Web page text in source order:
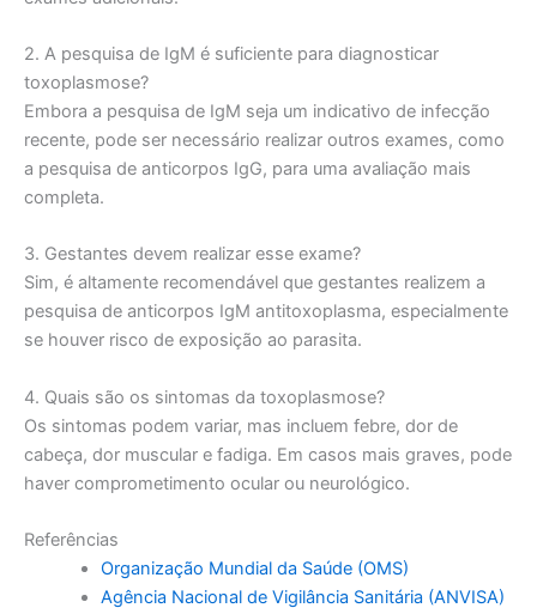
2. A pesquisa de IgM é suficiente para diagnosticar
toxoplasmose?
Embora a pesquisa de IgM seja um indicativo de infecção
recente, pode ser necessário realizar outros exames, como
a pesquisa de anticorpos IgG, para uma avaliação mais
completa.
3. Gestantes devem realizar esse exame?
Sim, é altamente recomendável que gestantes realizem a
pesquisa de anticorpos IgM antitoxoplasma, especialmente
se houver risco de exposição ao parasita.
4. Quais são os sintomas da toxoplasmose?
Os sintomas podem variar, mas incluem febre, dor de
cabeça, dor muscular e fadiga. Em casos mais graves, pode
haver comprometimento ocular ou neurológico.
Referências
Organização Mundial da Saúde (OMS)
Agência Nacional de Vigilância Sanitária (ANVISA)